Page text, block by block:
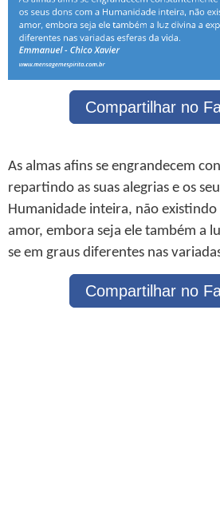
Compartilhar no
As almas afins se engrandecem
repartindo as suas alegrias e os
Humanidade inteira, não
amor, embora seja ele também a
se em graus diferentes nas
Compartilhar no